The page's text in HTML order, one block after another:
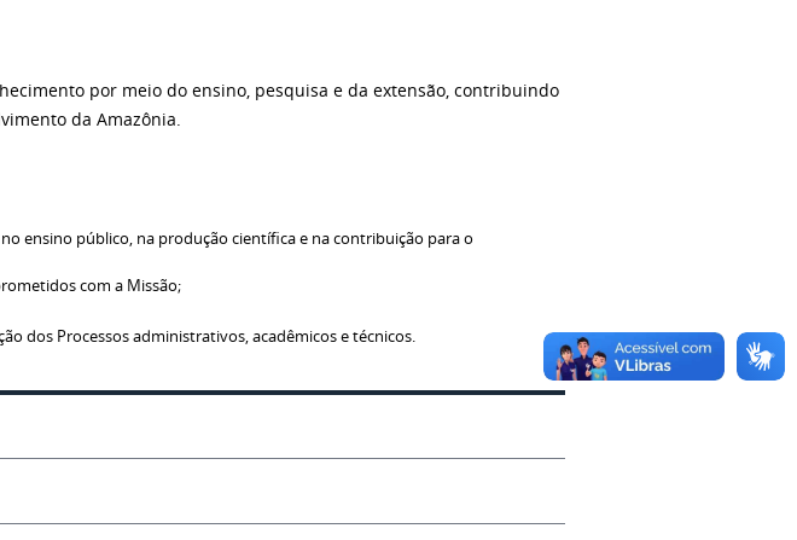
por meio do ensino, pesquisa e da extensão, contribuindo
da Amazônia.
ensino público, na produção científica e na contribuição para o
com a Missão;
dos Processos administrativos, acadêmicos e técnicos.